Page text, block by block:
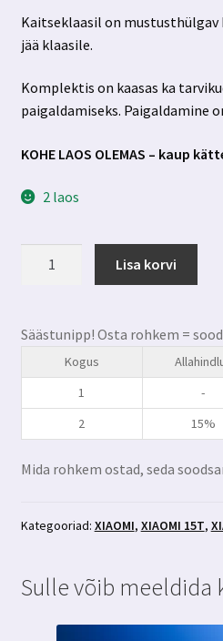
Kaitseklaasil on
jää klaasile.
Komplektis on kaasas ka
paigaldamiseks. Paigaldamine
KOHE LAOS OLEMAS – kaup
2 laos
Pro
kaitseklaas
Hardglass
Max
Lisa korvi
Säästunipp! Osta rohkem =
Kogus
1
-
2
15%
Mida rohkem ostad, seda
Kategooriad: XIAOMI, XIAOMI 15T,
Sulle võib